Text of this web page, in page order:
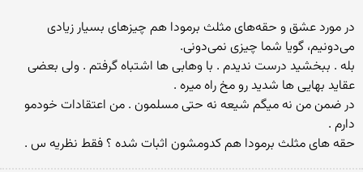
در مورد عشق و حقه‌های مثلث برمودا هم چیزهای بسیار زیادی
می‌دونیم، گویا شما چیزی نمی‌دونی.
بله . ببخشید درست ندیدم . با وهابی ها اشتباه گرفتم . ولی بعضی
عقاید بهایی ها شدید رو مخ راه میره .
در ضمن من نه میگم شیعه نه حتی مسلمون . من اعتقادات خودمو
دارم .
حقه های مثلث برمودا هم كدومشون اثبات شده ؟ فقط نظریه س .